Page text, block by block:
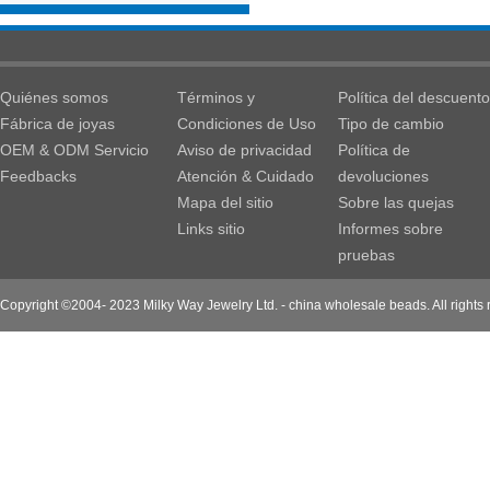
Quiénes somos
Fábrica de joyas
OEM & ODM Servicio
Feedbacks
Términos y
Condiciones de Uso
Aviso de privacidad
Atención & Cuidado
Mapa del sitio
Links sitio
Política del descuento
Tipo de cambio
Política de
devoluciones
Sobre las quejas
Informes sobre
pruebas
Copyright ©2004- 2023 Milky Way Jewelry Ltd. - china wholesale beads. All rights